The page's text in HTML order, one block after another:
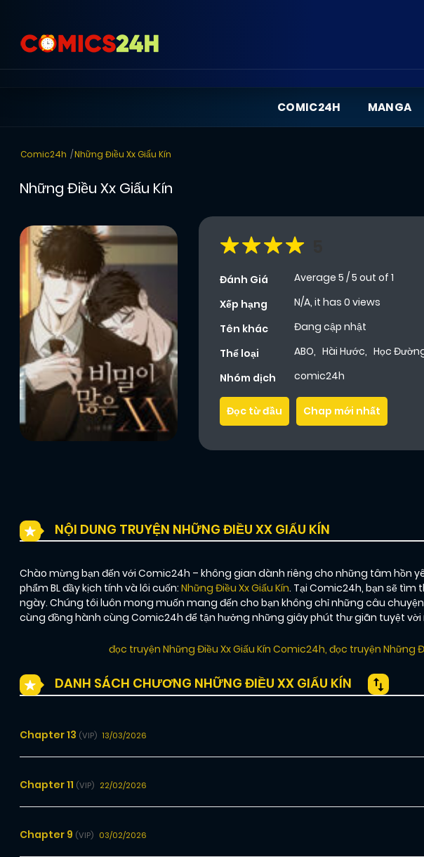
COMIC24H MANGA
Comic24h Những Điều Xx Giấu Kín
Những Điều Xx Giấu Kín
Đánh Giá Average 5 /5 out of 1
Xếp hạng
N/A, it has 0 views
Tên khác
Đang cập nhật
Thể loại
ABO, Hài Hước, Học
Nhóm dịch
comic24h
Đọc từ đầu Chap mới nhất
NỘI DUNG TRUYỆN NHỮNG ĐIỀU XX GIẤU KÍN
Chào mừng bạn đến với Comic24h – không gian dành riêng cho những tâm hồn
phẩm BL đầy kịch tính và lôi cuốn: Những Điều Xx Giấu Kín. Tại Comic24h, bạn sẽ
ngày. Chúng tôi luôn mong muốn mang đến cho bạn không chỉ những câu
cùng đồng hành cùng Comic24h để tận hưởng những giây phút thư giãn tuyệt vời
đọc truyện Những Điều Xx Giấu Kín Comic24h, đọc truyện Những
DANH SÁCH CHƯƠNG NHỮNG ĐIỀU XX GIẤU KÍN
Chapter 13 (VIP) 13/03/2026
Chapter 11 (VIP) 22/02/2026
Chapter 9 (VIP) 03/02/2026